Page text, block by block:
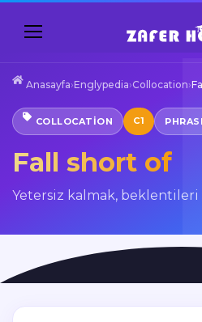
Anasayfa›Englypedia›Collocation›
COLLOCATION C1
Fall short of
Yetersiz kalmak, beklentileri